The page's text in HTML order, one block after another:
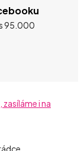
95.000
i na